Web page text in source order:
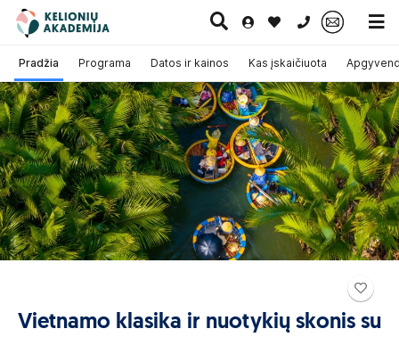
0 700 11007
Paskutinė
minutė
Pažintinės
kelionės
Egzotinės
kelionės
Kruizai
Vietnamo klasika ir nuotykių skonis su
Pradžia Programa Datos ir kainos Kas įskaičiuota